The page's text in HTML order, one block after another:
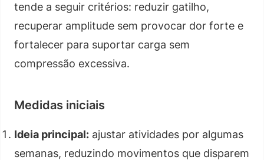
tende a seguir critérios: reduzir gatilho,
recuperar amplitude sem provocar dor forte e
fortalecer para suportar carga sem
compressão excessiva.
Medidas iniciais
Ideia principal: ajustar atividades por algumas
semanas, reduzindo movimentos que disparem